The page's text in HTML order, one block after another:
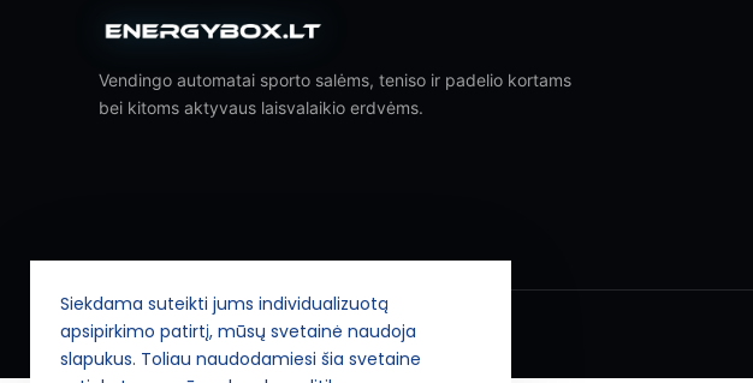
Vendingo automatai sporto salėms, teniso ir padelio kortams
bei kitoms aktyvaus laisvalaikio erdvėms.
© 2026 Energybox.lt. Visos teisės saugomos.
Siekdama suteikti jums individualizuotą
apsipirkimo patirtį, mūsų svetainė naudoja
slapukus. Toliau naudodamiesi šia svetaine